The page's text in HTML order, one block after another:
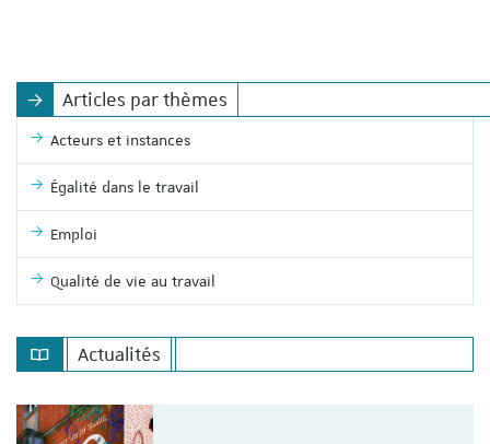
Articles par thèmes
Acteurs et instances
Égalité dans le travail
Emploi
Qualité de vie au travail
Actualités